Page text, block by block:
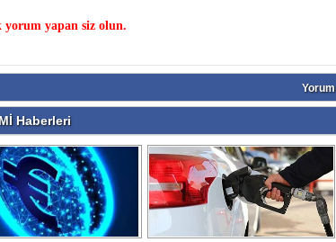
yapan siz olun.
Yorum
Haberleri